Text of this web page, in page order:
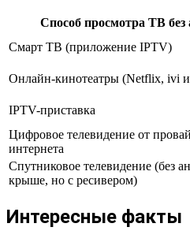
Способ просмотра ТВ без
Смарт ТВ (приложение IPTV)
Онлайн-кинотеатры (Netflix, ivi
IPTV-приставка
Цифровое телевидение от
интернета
Спутниковое телевидение (без
крыше, но с ресивером)
Интересные факты